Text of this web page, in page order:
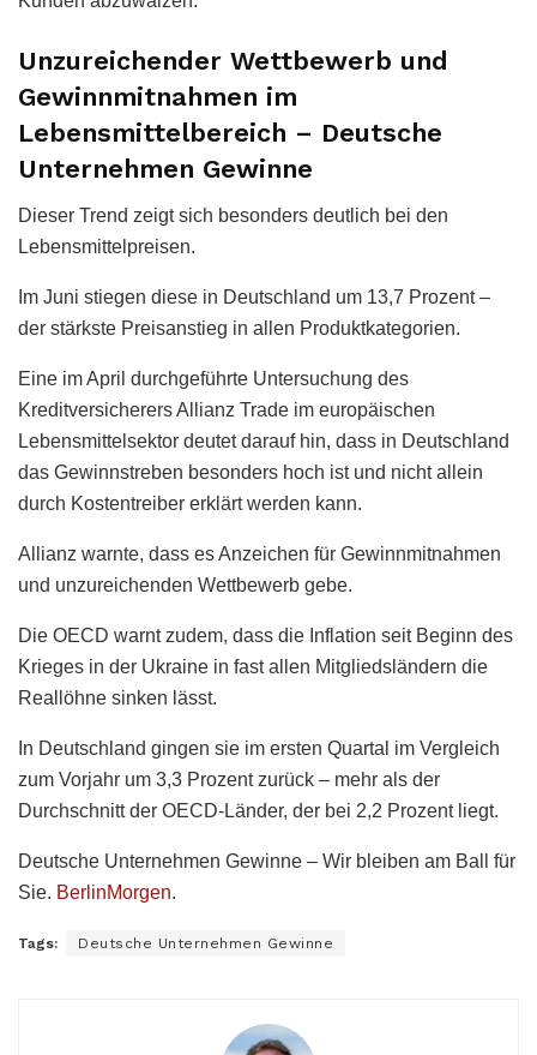
Unzureichender Wettbewerb und
Gewinnmitnahmen im
Lebensmittelbereich – Deutsche
Unternehmen Gewinne
Dieser Trend zeigt sich besonders deutlich bei den
Lebensmittelpreisen.
Im Juni stiegen diese in Deutschland um 13,7 Prozent –
der stärkste Preisanstieg in allen Produktkategorien.
Eine im April durchgeführte Untersuchung des
Kreditversicherers Allianz Trade im europäischen
Lebensmittelsektor deutet darauf hin, dass in Deutschland
das Gewinnstreben besonders hoch ist und nicht allein
durch Kostentreiber erklärt werden kann.
Allianz warnte, dass es Anzeichen für Gewinnmitnahmen
und unzureichenden Wettbewerb gebe.
Die OECD warnt zudem, dass die Inflation seit Beginn des
Krieges in der Ukraine in fast allen Mitgliedsländern die
Reallöhne sinken lässt.
In Deutschland gingen sie im ersten Quartal im Vergleich
zum Vorjahr um 3,3 Prozent zurück – mehr als der
Durchschnitt der OECD-Länder, der bei 2,2 Prozent liegt.
Deutsche Unternehmen Gewinne – Wir bleiben am Ball für
Sie. BerlinMorgen.
Tags: Deutsche Unternehmen Gewinne